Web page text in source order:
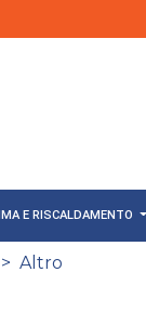
E RISCALDAMENTO
> Altro